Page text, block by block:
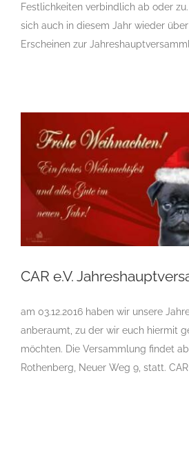
Festlichkeiten verbindlich ab oder
sich auch in diesem Jahr wieder
Erscheinen zur
CAR e.V.
CAR e.V.
am 03.12.2016 haben wir unsere
anberaumt, zu der wir euch hiermit
möchten. Die Versammlung findet
Rothenberg, Neuer Weg 9, statt. CAR